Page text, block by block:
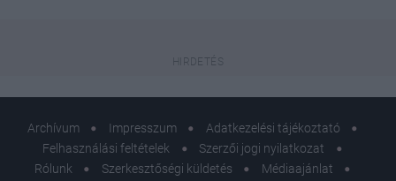
Archívum Impresszum
Adatkezelési tájékoztató
Felhasználási feltételek
Szerzői jogi nyilatkozat
Rólunk
Szerkesztőségi küldetés
Médiaajánlat